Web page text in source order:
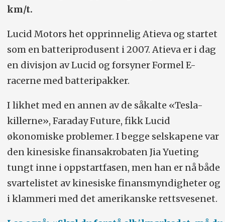
km/t.
Lucid Motors het opprinnelig Atieva og startet
som en batteriprodusent i 2007. Atieva er i dag
en divisjon av Lucid og forsyner Formel E-
racerne med batteripakker.
I likhet med en annen av de såkalte «Tesla-
killerne», Faraday Future, fikk Lucid
økonomiske problemer. I begge selskapene var
den kinesiske finansakrobaten Jia Yueting
tungt inne i oppstartfasen, men han er nå både
svartelistet av kinesiske finansmyndigheter og
i klammeri med det amerikanske rettsvesenet.